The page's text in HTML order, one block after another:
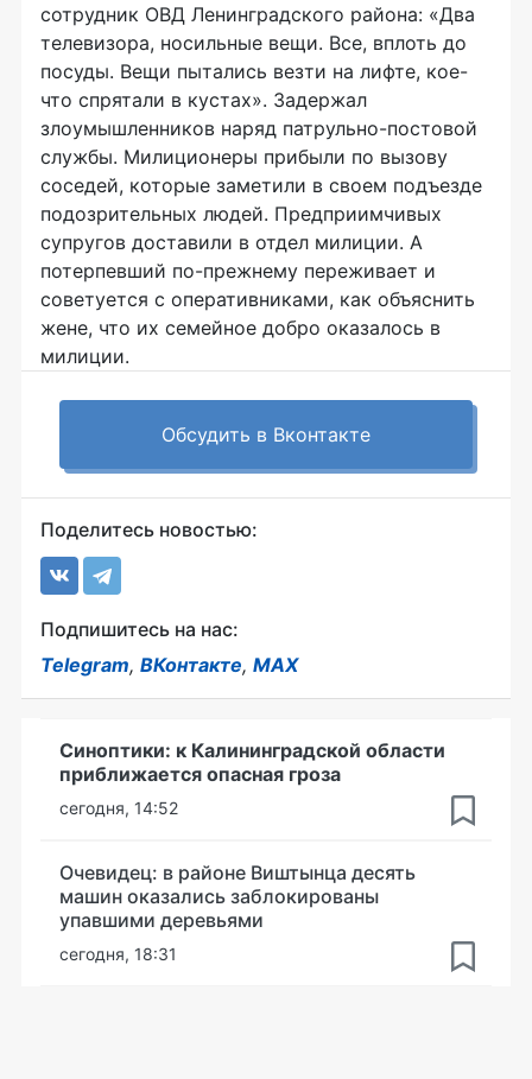
сотрудник ОВД Ленинградского района: «Два
телевизора, носильные вещи. Все, вплоть до
посуды. Вещи пытались везти на лифте, кое-
что спрятали в кустах». Задержал
злоумышленников наряд патрульно-постовой
службы. Милиционеры прибыли по вызову
соседей, которые заметили в своем подъезде
подозрительных людей. Предприимчивых
супругов доставили в отдел милиции. А
потерпевший по-прежнему переживает и
советуется с оперативниками, как объяснить
жене, что их семейное добро оказалось в
милиции.
Обсудить в Вконтакте
Поделитесь новостью:
Подпишитесь на нас:
Telegram, ВКонтакте, MAX
Синоптики: к Калининградской области
приближается опасная гроза
сегодня, 14:52
Очевидец: в районе Виштынца десять
машин оказались заблокированы
упавшими деревьями
сегодня, 18:31